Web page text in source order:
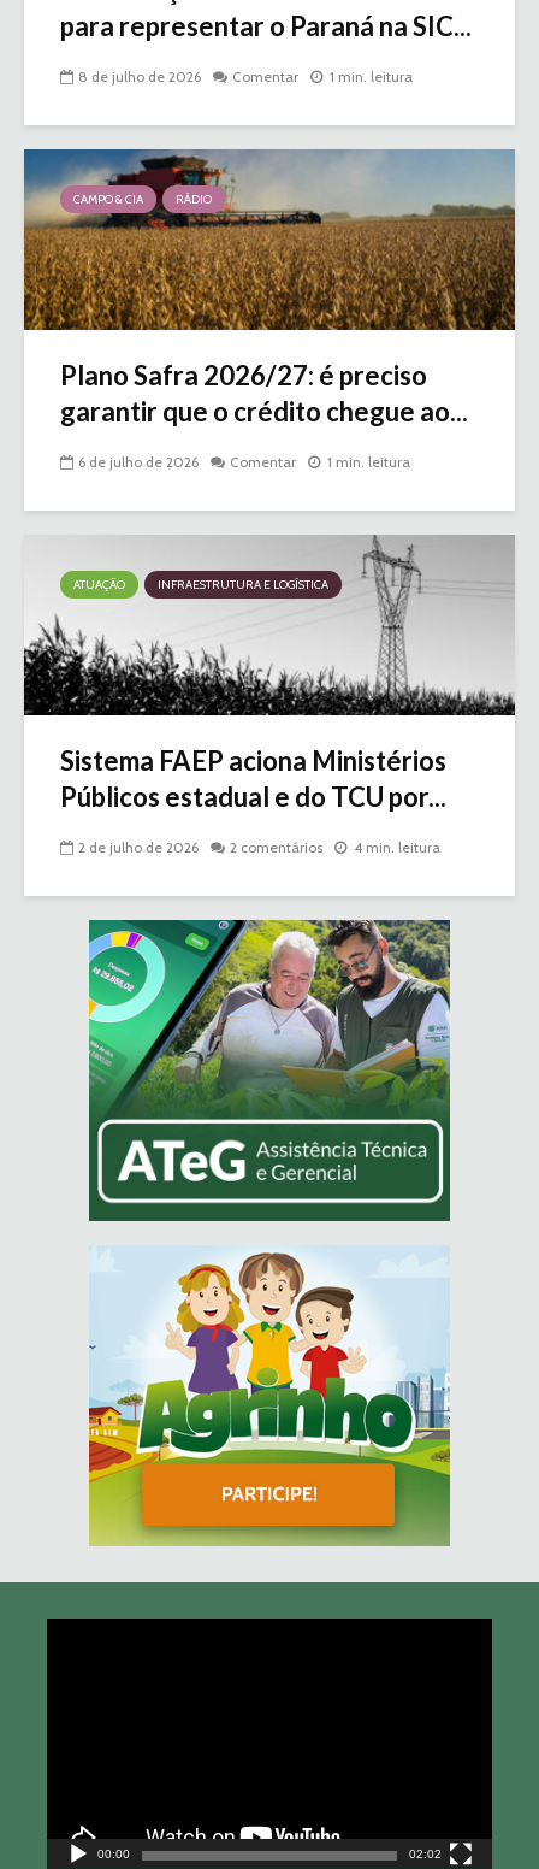
para representar o Paraná na SIC...
8 de julho de 2026 Comentar 1 min. leitura
CAMPO & CIA RÁDIO
Plano Safra 2026/27: é preciso
garantir que o crédito chegue ao...
6 de julho de 2026 Comentar 1 min. leitura
ATUAÇÃO INFRAESTRUTURA E LOGÍSTICA
Sistema FAEP aciona Ministérios
Públicos estadual e do TCU por...
2 de julho de 2026 2 comentários 4 min. leitura
00:00 02:02